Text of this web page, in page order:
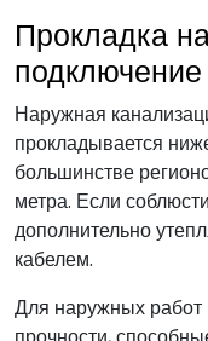
Прокладка
подключение
Наружная
прокладывается
большинстве
метра. Если
дополнительно
кабелем.
Для наружных